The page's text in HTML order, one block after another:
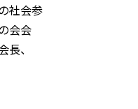
社会参
会会
、